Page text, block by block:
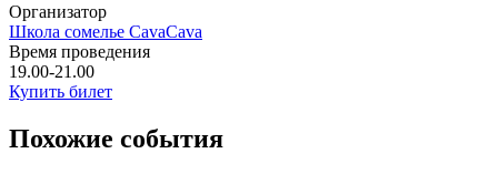
Организатор
Школа сомелье CavaCava
Время проведения
19.00-21.00
Купить билет
Похожие события